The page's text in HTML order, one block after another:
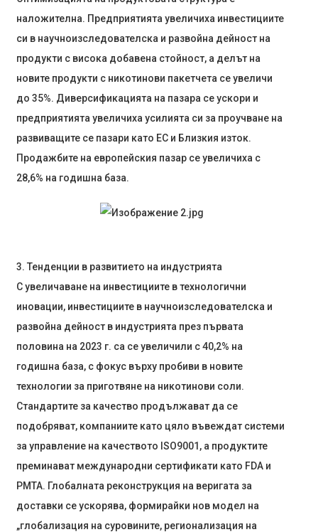
наложителна. Предприятията увеличиха инвестициите
си в научноизследователска и развойна дейност на
продукти с висока добавена стойност, а делът на
новите продукти с никотинови пакетчета се увеличи
до 35%. Диверсификацията на пазара се ускори и
предприятията увеличиха усилията си за проучване на
развиващите се пазари като ЕС и Близкия изток.
Продажбите на европейския пазар се увеличиха с
28,6% на годишна база.
3. Тенденции в развитието на индустрията
С увеличаване на инвестициите в технологични
иновации, инвестициите в научноизследователска и
развойна дейност в индустрията през първата
половина на 2023 г. са се увеличили с 40,2% на
годишна база, с фокус върху пробиви в новите
технологии за приготвяне на никотинови соли.
Стандартите за качество продължават да се
подобряват, компаниите като цяло въвеждат системи
за управление на качеството ISO9001, а продуктите
преминават международни сертификати като FDA и
PMTA. Глобалната реконструкция на веригата за
доставки се ускорява, формирайки нов модел на
„глобализация на суровините, регионализация на